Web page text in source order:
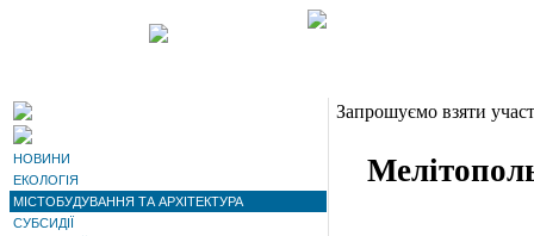
НОВИНИ
ЕКОЛОГІЯ
МІСТОБУДУВАННЯ ТА АРХІТЕКТУРА
СУБСИДІЇ
Запрошуємо взяти